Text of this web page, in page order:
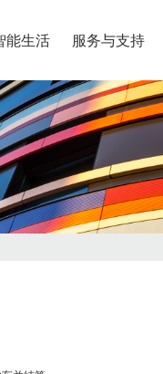
色
墨烯护眼仪
能生活 服务与支持
联系我们
联系我们